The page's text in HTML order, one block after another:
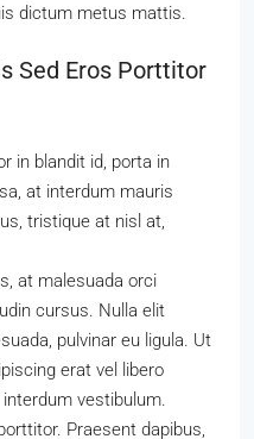
dictum metus mattis.
Sed Eros Porttitor
in blandit id, porta in
at interdum mauris
tristique at nisl at,
at malesuada orci
cursus. Nulla elit
pulvinar eu ligula. Ut
erat vel libero
vestibulum.
Praesent dapibus,